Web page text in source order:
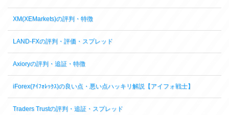
XM(XEMarkets)の評判・特徴
LAND-FXの評判・評価・スプレッド
Axioryの評判・追証・特徴
iForex(ｱｲﾌｫﾚｯｸｽ)の良い点・悪い点ハッキリ解説【アイフォ戦士】
Traders Trustの評判・追証・スプレッド